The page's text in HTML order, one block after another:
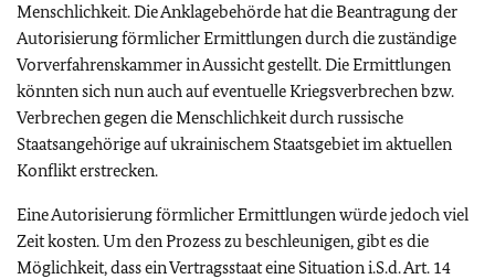
Menschlichkeit. Die Anklagebehörde hat die Beantragung der
Autorisierung förmlicher Ermittlungen durch die zuständige
Vorverfahrenskammer in Aussicht gestellt. Die Ermittlungen
könnten sich nun auch auf eventuelle Kriegsverbrechen bzw.
Verbrechen gegen die Menschlichkeit durch russische
Staatsangehörige auf ukrainischem Staatsgebiet im aktuellen
Konflikt erstrecken.
Eine Autorisierung förmlicher Ermittlungen würde jedoch viel
Zeit kosten. Um den Prozess zu beschleunigen, gibt es die
Möglichkeit, dass ein Vertragsstaat eine Situation i.S.d. Art. 14